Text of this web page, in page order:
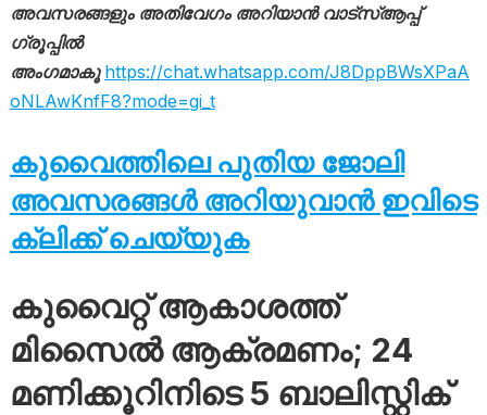
അവസരങ്ങളും അതിവേഗം അറിയാൻ വാട്സ്ആപ്പ്
ഗ്രൂപ്പിൽ
അംഗമാകൂ https://chat.whatsapp.com/J8DppBWsXPaA
oNLAwKnfF8?mode=gi_t
കുവൈത്തിലെ പുതിയ ജോലി
അവസരങ്ങൾ അറിയുവാൻ ഇവിടെ
ക്ലിക്ക് ചെയ്യുക
കുവൈറ്റ് ആകാശത്ത്
മിസൈൽ ആക്രമണം; 24
മണിക്കൂറിനിടെ 5 ബാലിസ്റ്റിക്